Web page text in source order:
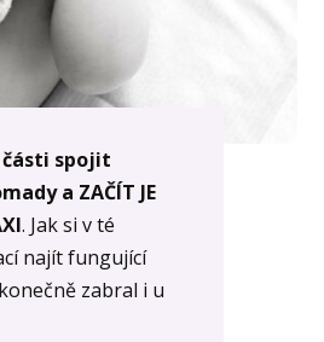
spojit
a ZAČÍT JE
. Jak si v té
najít fungující
zabral i u